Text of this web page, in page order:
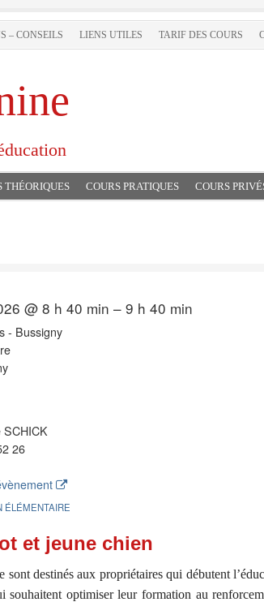
– CONSEILS LIENS UTILES TARIF DES COURS
THÉORIQUES COURS PRATIQUES COURS
@ 8 h 40 min – 9 h 40 min
- Bussigny
SCHICK
26
ÉLÉMENTAIRE
et jeune chien
sont destinés aux propriétaires qui débutent
souhaitent optimiser leur formation au